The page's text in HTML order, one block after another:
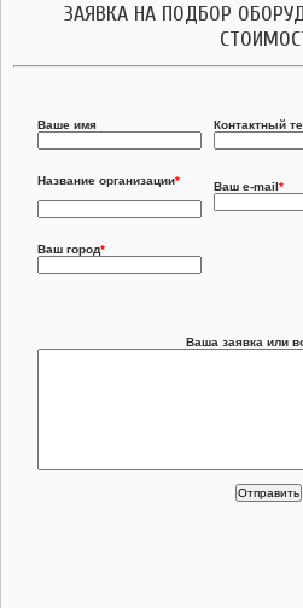
ЗАЯВКА НА ПОДБОР
Ваше имя Контактный
Название организации* Ваш e-mail*
Ваш город*
Ваша заявка или